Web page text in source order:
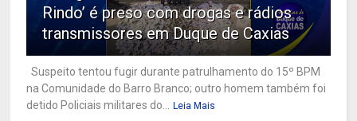
Rindo’ é preso com drogas e rádios
transmissores em Duque de Caxias
Suspeito tentou fugir durante patrulhamento do 15º BPM
na Comunidade do Barro Branco; outro homem também foi
detido Policiais militares do...
Leia Mais